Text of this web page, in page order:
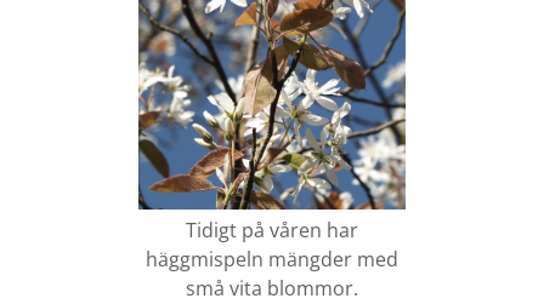
Tidigt på våren har
häggmispeln mängder med
små vita blommor.